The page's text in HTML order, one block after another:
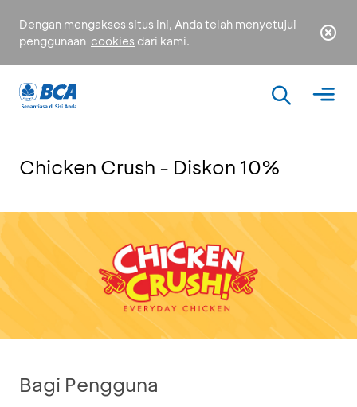
Dengan mengakses situs ini, Anda telah menyetujui
penggunaan cookies dari kami.
Chicken Crush - Diskon 10%
Bagi Pengguna